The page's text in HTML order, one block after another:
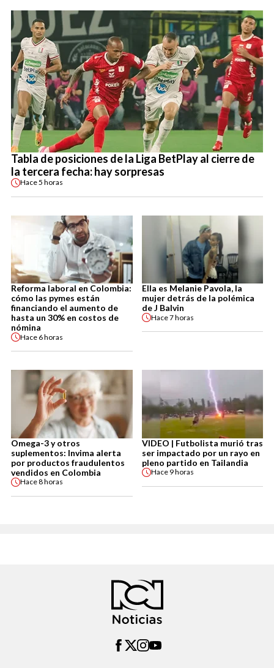
Tabla de posiciones de la Liga BetPlay al cierre de
la tercera fecha: hay sorpresas
Hace5 horas
Reforma laboral en Colombia:
cómo las pymes están
financiando el aumento de
hasta un 30% en costos de
nómina
Hace 6 horas
Ella es Melanie Pavola, la
mujer detrás de la polémica
de J Balvin
Hace7 horas
Omega-3 y otros
suplementos: Invima alerta
por productos fraudulentos
vendidos en Colombia
Hace8 horas
VIDEO | Futbolista murió tras
ser impactado por un rayo en
pleno partido en Tailandia
Hace 9 horas